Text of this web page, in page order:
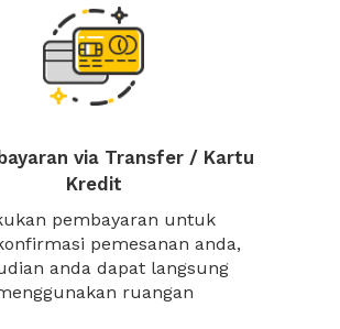
via Transfer / Kartu
Kredit
pembayaran untuk
pemesanan anda,
anda dapat langsung
ruangan